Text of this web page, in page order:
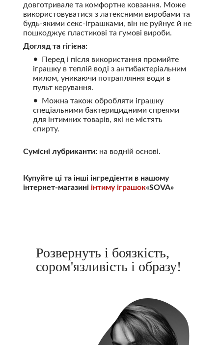
довготривале та комфортне ковзання. Може
використовуватися з латексними виробами та
будь-якими секс-іграшками, він не руйнує й не
пошкоджує пластикові та гумові вироби.
Догляд та гігієна:
Перед і після використання промийте
іграшку в теплій воді з антибактеріальним
милом, уникаючи потрапляння води в
пульт керування.
Можна також обробляти іграшку
спеціальними бактерицидними спреями
для інтимних товарів, які не містять
спирту.
Сумісні лубриканти:на водній основі.
Купуйте ці та інші інгредієнти в нашому
інтернет-магазині інтиму іграшок«SOVA»
Розвернуть і боязкість,
сором'язливість і образу!